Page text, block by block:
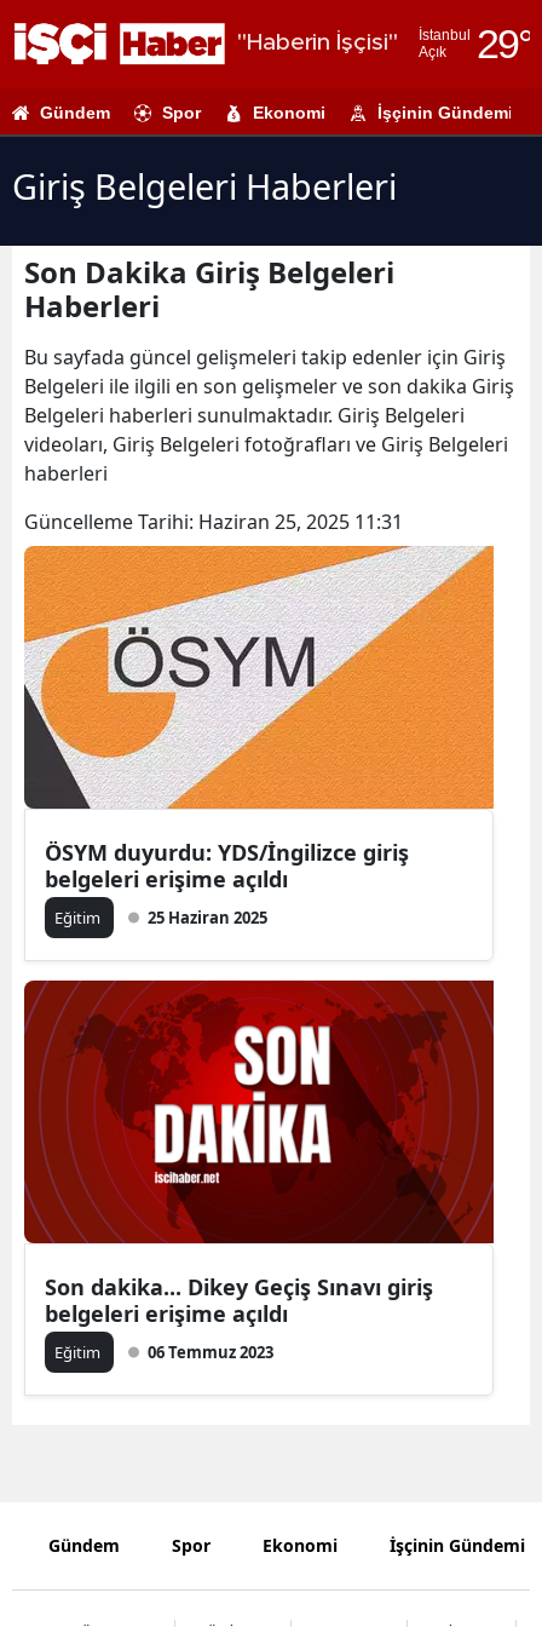
"Haberin İşçisi"
İstanbul
Açık
29°
Adıyaman
Antalya
Artvin
Bilecik
Bingöl
Bitlis
Bolu
Burdur
Bursa
Çorum
Denizli
Diyarbakır
Elazığ
Erzincan
Gündem Spor Ekonomi İşçinin Gündemi
Giriş Belgeleri Haberleri
Son Dakika Giriş Belgeleri
Haberleri
Bu sayfada güncel gelişmeleri takip edenler için Giriş
Belgeleri ile ilgili en son gelişmeler ve son dakika Giriş
Belgeleri haberleri sunulmaktadır. Giriş Belgeleri
videoları, Giriş Belgeleri fotoğrafları ve Giriş Belgeleri
haberleri
Güncelleme Tarihi: Haziran 25, 2025 11:31
ÖSYM duyurdu: YDS/İngilizce giriş
belgeleri erişime açıldı
Eğitim 25 Haziran 2025
Son dakika... Dikey Geçiş Sınavı giriş
belgeleri erişime açıldı
Eğitim 06 Temmuz 2023
Gündem Spor Ekonomi İşçinin Gündemi